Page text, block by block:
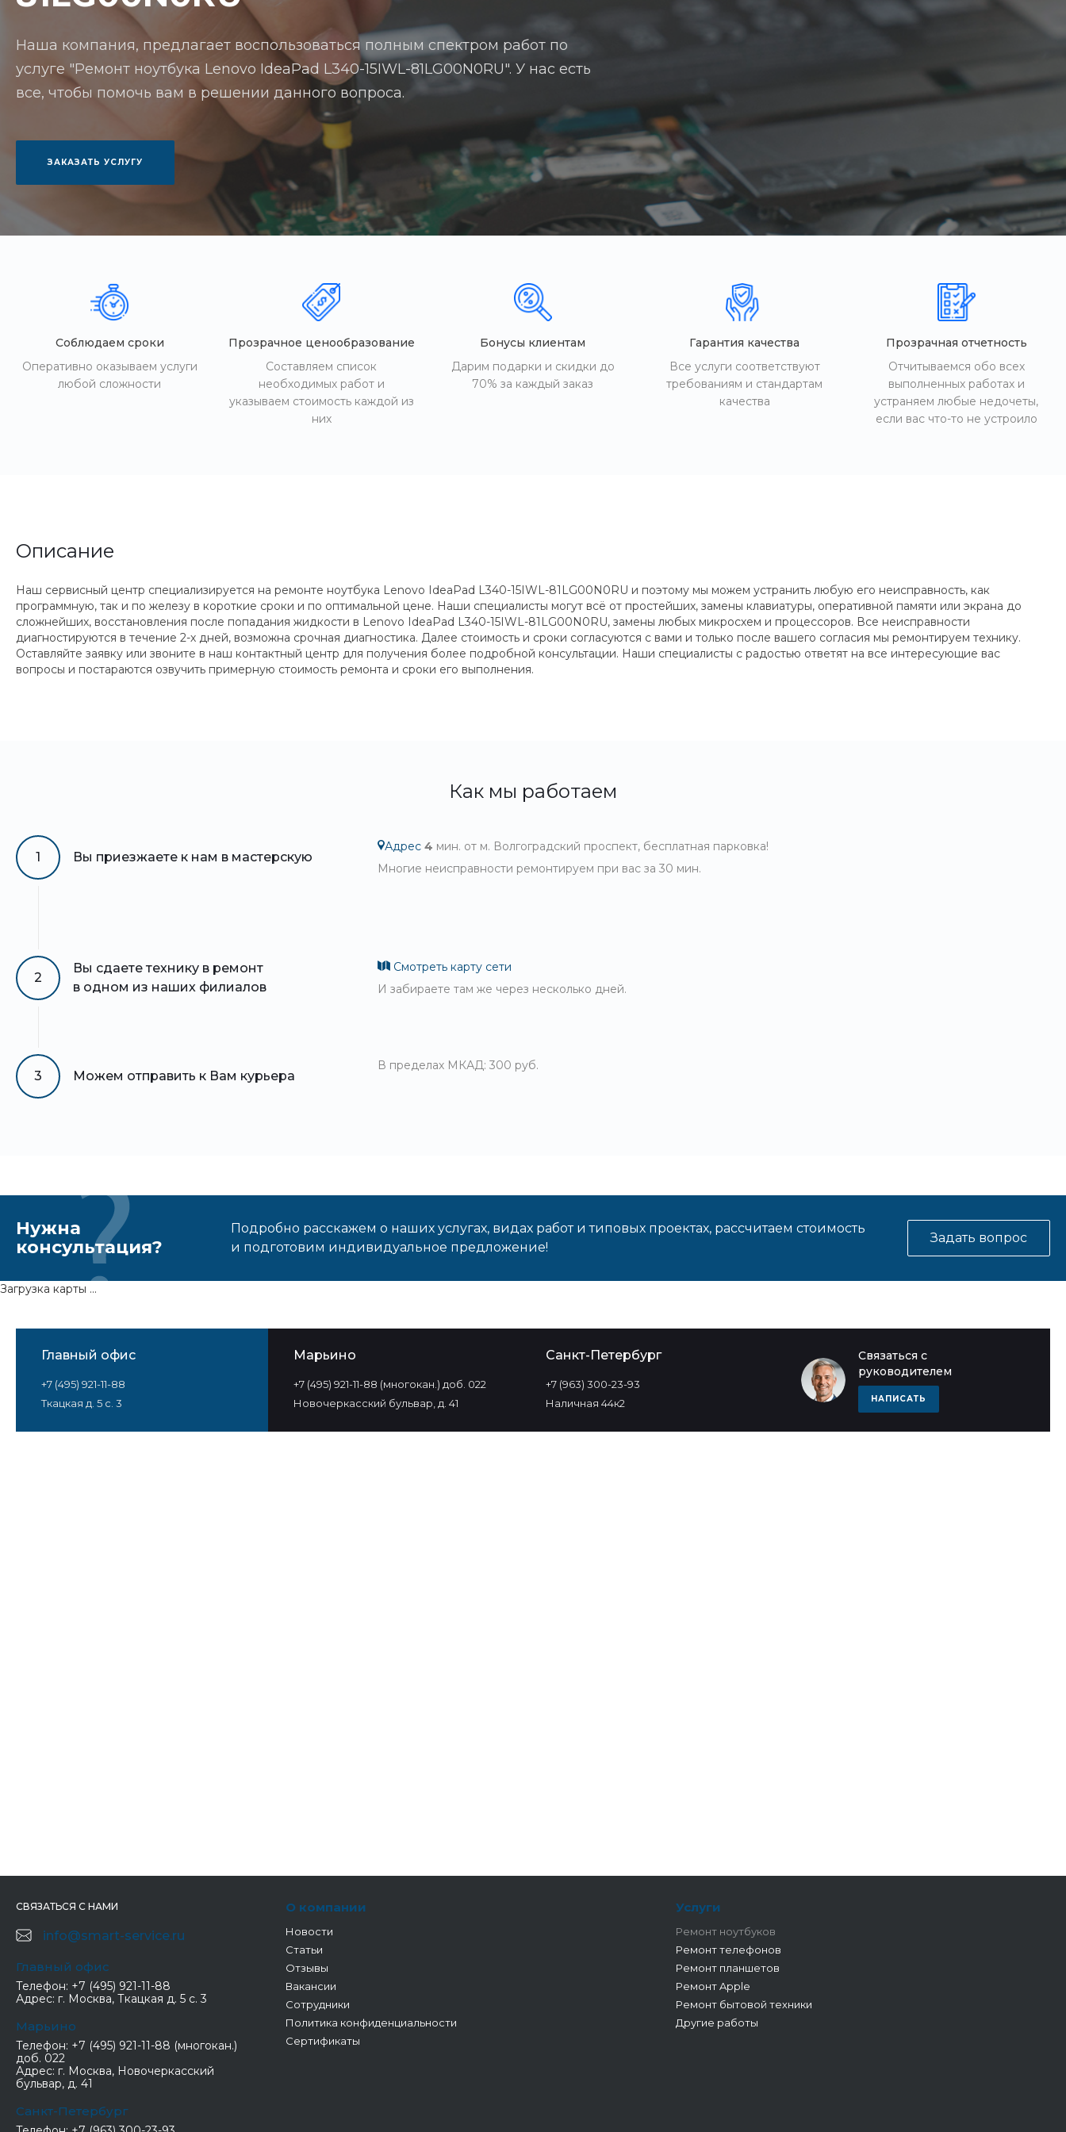
Наша компания, предлагает воспользоваться полным спектром работ по
услуге "Ремонт ноутбука Lenovo IdeaPad L340-15IWL-81LG00N0RU". У нас есть
все, чтобы помочь вам в решении данного вопроса.
ЗАКАЗАТЬ УСЛУГУ
Соблюдаем сроки
Оперативно оказываем услуги
любой сложности
Прозрачное ценообразование
Составляем список
необходимых работ и
указываем стоимость каждой из
них
Бонусы клиентам
Дарим подарки и скидки до
70% за каждый заказ
Гарантия качества
Все услуги соответствуют
требованиям и стандартам
качества
Прозрачная отчетность
Отчитываемся обо всех
выполненных работах и
устраняем любые недочеты,
если вас что-то не устроило
Описание
Наш сервисный центр специализируется на ремонте ноутбука Lenovo IdeaPad L340-15IWL-81LG00N0RU и поэтому мы можем устранить любую его неисправность, как
программную, так и по железу в короткие сроки и по оптимальной цене. Наши специалисты могут всё от простейших, замены клавиатуры, оперативной памяти или экрана до
сложнейших, восстановления после попадания жидкости в Lenovo IdeaPad L340-15IWL-81LG00N0RU, замены любых микросхем и процессоров. Все неисправности
диагностируются в течение 2-х дней, возможна срочная диагностика. Далее стоимость и сроки согласуются с вами и только после вашего согласия мы ремонтируем технику.
Оставляйте заявку или звоните в наш контактный центр для получения более подробной консультации. Наши специалисты с радостью ответят на все интересующие вас
вопросы и постараются озвучить примерную стоимость ремонта и сроки его выполнения.
Как мы работаем
1 Вы приезжаете к нам в мастерскую
Адрес 4 мин. от м. Волгоградский проспект, бесплатная парковка!
Многие неисправности ремонтируем при вас за 30 мин.
2
Вы сдаете технику в ремонт
в одном из наших филиалов
Смотреть карту сети
И забираете там же через несколько дней.
3 Можем отправить к Вам курьера
В пределах МКАД: 300 руб.
Нужна
консультация?
Подробно расскажем о наших услугах, видах работ и типовых проектах, рассчитаем стоимость
и подготовим индивидуальное предложение!
Задать вопрос
Связаться с
руководителем
НАПИСАТЬ
Главный офис
+7 (495) 921-11-88
Ткацкая д. 5 с. 3
Марьино
+7 (495) 921-11-88 (многокан.) доб. 022
Новочеркасский бульвар, д. 41
Санкт-Петербург
+7 (963) 300-23-93
Наличная 44к2
Загрузка карты ...
СВЯЗАТЬСЯ С НАМИ
info@smart-service.ru
Главный офис
Телефон: +7 (495) 921-11-88
Адрес: г. Москва, Ткацкая д. 5 с. 3
Марьино
Телефон: +7 (495) 921-11-88 (многокан.)
доб. 022
Адрес: г. Москва, Новочеркасский
бульвар, д. 41
Санкт-Петербург
О компании
Новости
Статьи
Отзывы
Вакансии
Сотрудники
Политика конфиденциальности
Сертификаты
Услуги
Ремонт ноутбуков
Ремонт телефонов
Ремонт планшетов
Ремонт Apple
Ремонт бытовой техники
Другие работы